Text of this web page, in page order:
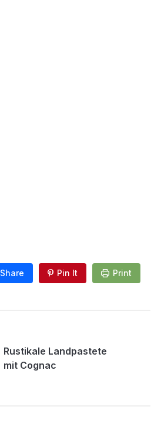
Share Pin It Print
Rustikale Landpastete
mit Cognac